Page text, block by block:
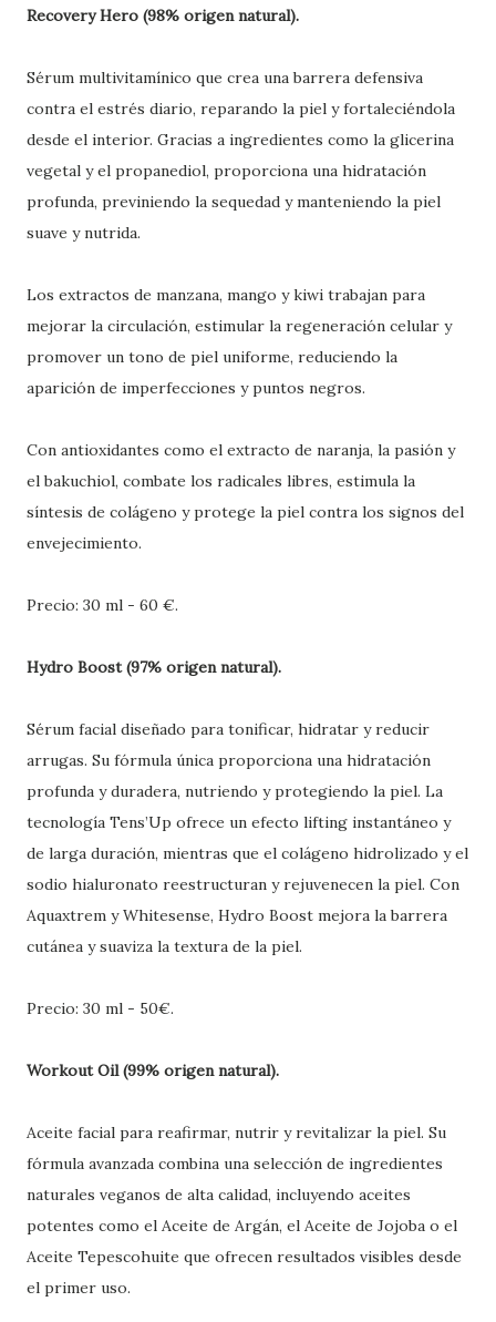
Recovery Hero (98% origen natural).
Sérum multivitamínico que crea una barrera defensiva
contra el estrés diario, reparando la piel y fortaleciéndola
desde el interior. Gracias a ingredientes como la glicerina
vegetal y el propanediol, proporciona una hidratación
profunda, previniendo la sequedad y manteniendo la piel
suave y nutrida.
Los extractos de manzana, mango y kiwi trabajan para
mejorar la circulación, estimular la regeneración celular y
promover un tono de piel uniforme, reduciendo la
aparición de imperfecciones y puntos negros.
Con antioxidantes como el extracto de naranja, la pasión y
el bakuchiol, combate los radicales libres, estimula la
síntesis de colágeno y protege la piel contra los signos del
envejecimiento.
Precio: 30 ml - 60 €.
Hydro Boost (97% origen natural).
Sérum facial diseñado para tonificar, hidratar y reducir
arrugas. Su fórmula única proporciona una hidratación
profunda y duradera, nutriendo y protegiendo la piel. La
tecnología Tens’Up ofrece un efecto lifting instantáneo y
de larga duración, mientras que el colágeno hidrolizado y el
sodio hialuronato reestructuran y rejuvenecen la piel. Con
Aquaxtrem y Whitesense, Hydro Boost mejora la barrera
cutánea y suaviza la textura de la piel.
Precio: 30 ml - 50€.
Workout Oil (99% origen natural).
Aceite facial para reafirmar, nutrir y revitalizar la piel. Su
fórmula avanzada combina una selección de ingredientes
naturales veganos de alta calidad, incluyendo aceites
potentes como el Aceite de Argán, el Aceite de Jojoba o el
Aceite Tepescohuite que ofrecen resultados visibles desde
el primer uso.